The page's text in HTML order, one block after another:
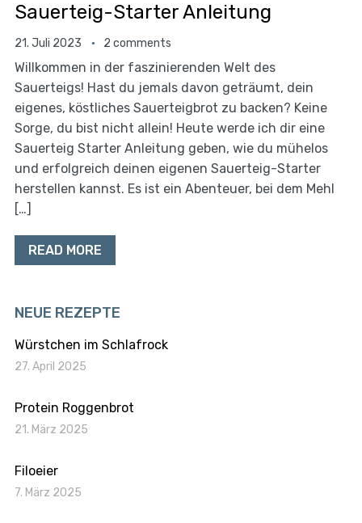
Sauerteig-Starter Anleitung
21. Juli 2023 2 comments
Willkommen in der faszinierenden Welt des
Sauerteigs! Hast du jemals davon geträumt, dein
eigenes, köstliches Sauerteigbrot zu backen? Keine
Sorge, du bist nicht allein! Heute werde ich dir eine
Sauerteig Starter Anleitung geben, wie du mühelos
und erfolgreich deinen eigenen Sauerteig-Starter
herstellen kannst. Es ist ein Abenteuer, bei dem Mehl
[…]
READ MORE
NEUE REZEPTE
Würstchen im Schlafrock
27. April 2025
Protein Roggenbrot
21. März 2025
Filoeier
7. März 2025